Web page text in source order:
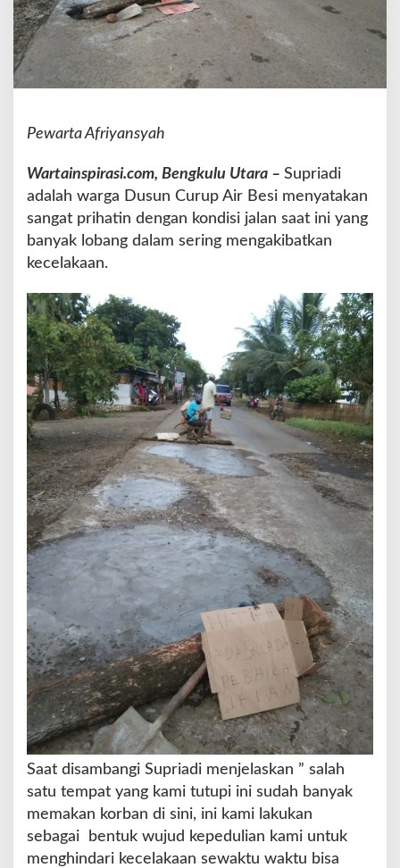
W
a
r
e
s
P
e
i
k
i
J
a
l
n
S
e
a
S
a
d
a
y
a
Pewarta Afriyansyah
Wartainspirasi.com, Bengkulu Utara – Supriadi
adalah warga Dusun Curup Air Besi menyatakan
sangat prihatin dengan kondisi jalan saat ini yang
banyak lobang dalam sering mengakibatkan
kecelakaan.
Saat disambangi Supriadi menjelaskan ” salah
satu tempat yang kami tutupi ini sudah banyak
memakan korban di sini, ini kami lakukan
sebagai bentuk wujud kepedulian kami untuk
menghindari kecelakaan sewaktu waktu bisa